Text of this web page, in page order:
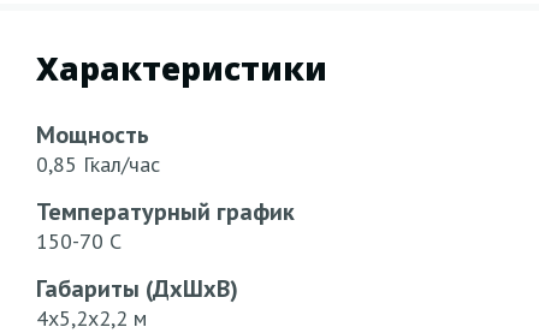
Характеристики
Мощность
0,85 Гкал/час
Температурный график
150-70 С
Габариты (ДхШхВ)
4х5,2х2,2 м